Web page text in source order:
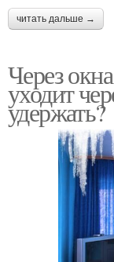
читать дальше →
Через
уходит
удержать?